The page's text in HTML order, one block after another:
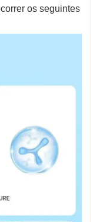
os seguintes